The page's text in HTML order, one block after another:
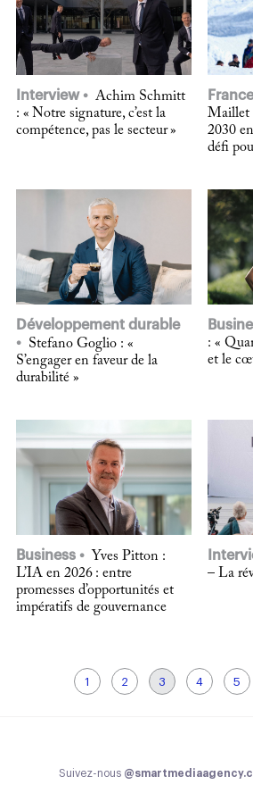
Interview
Achim Schmitt
: « Notre signature, c’est la
compétence, pas le secteur »
Maillet
2030
défi
Développement durable
Stefano Goglio : «
S’engager en faveur de la
durabilité »
: «
et le
Business
Yves Pitton :
L’IA en 2026 : entre
promesses d’opportunités et
impératifs de gouvernance
– La
1 2 3 4 5
Suivez-nous